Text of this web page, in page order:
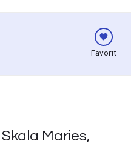
Favorit
Maries,